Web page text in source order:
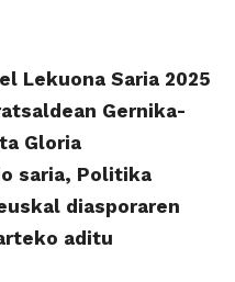
Lekuona Saria 2025
Gernika-
Gloria
saria, Politika
diasporaren
aditu